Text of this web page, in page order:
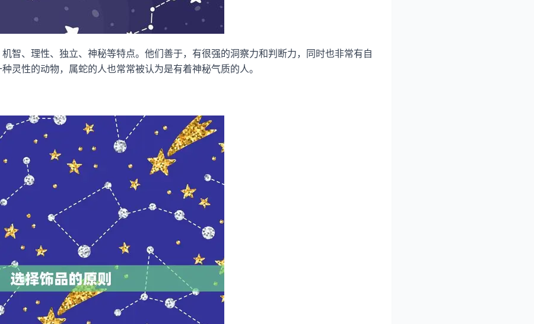
智、理性、独立、神秘等特点。他们善于，有很强的洞察力和判断力，同时也非常有自
灵性的动物，属蛇的人也常常被认为是有着神秘气质的人。